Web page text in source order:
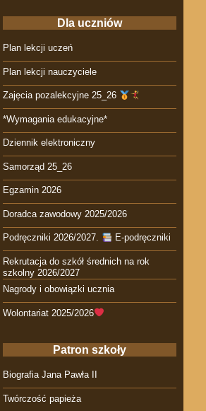
Dla uczniów
Plan lekcji uczeń
Plan lekcji nauczyciele
Zajęcia pozalekcyjne 25_26
*Wymagania edukacyjne*
Dziennik elektroniczny
Samorząd 25_26
Egzamin 2026
Doradca zawodowy 2025/2026
Podręczniki 2026/2027. E-podręczniki
Rekrutacja do szkół średnich na rok
szkolny 2026/2027
Nagrody i obowiązki ucznia
Wolontariat 2025/2026
Patron szkoły
Biografia Jana Pawła II
Twórczość papieża